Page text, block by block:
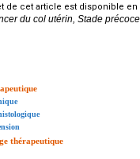
de cet article est disponible en
du col utérin, Stade
thérapeutique